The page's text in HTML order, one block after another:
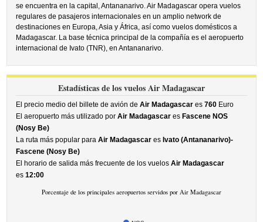
se encuentra en la capital, Antananarivo. Air Madagascar opera vuelos
regulares de pasajeros internacionales en un amplio network de
destinaciones en Europa, Asia y África, así como vuelos domésticos a
Madagascar. La base técnica principal de la compañía es el aeropuerto
internacional de Ivato (TNR), en Antananarivo.
Estadísticas de los vuelos Air Madagascar
El precio medio del billete de avión deAir Madagascar es760 Euro
El aeropuerto más utilizado porAir Madagascar es Fascene NOS
(Nosy Be)
La ruta más popular paraAir Madagascar es Ivato (Antananarivo)-
Fascene (Nosy Be)
El horario de salida más frecuente de los vuelosAir Madagascar
es12:00
Porcentaje de los principales aeropuertos servidos por Air Madagascar